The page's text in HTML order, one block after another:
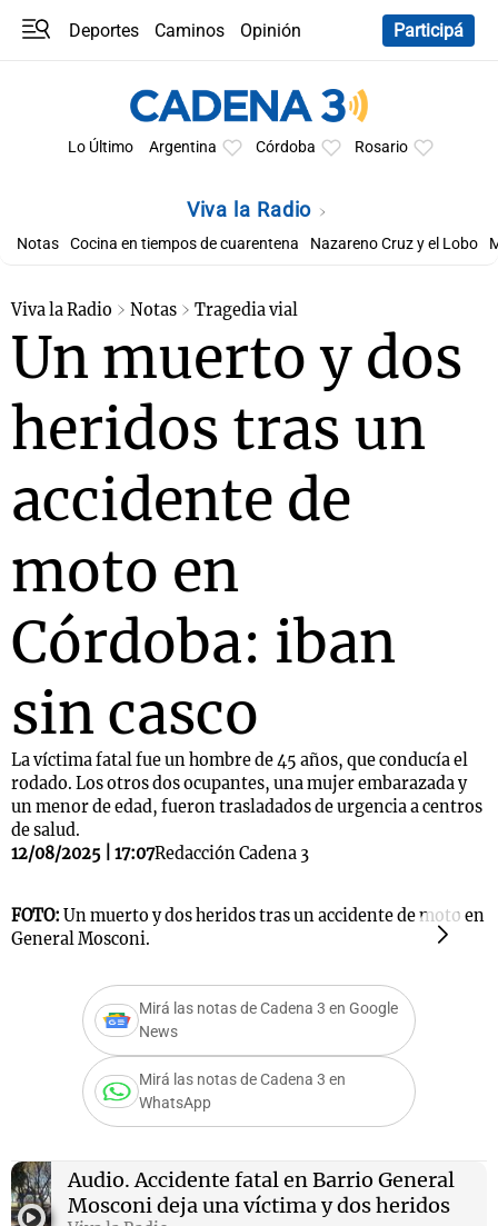
Deportes Caminos
Opinión
Participá
Lo Último Argentina Córdoba Rosario
Viva la Radio
Notas Cocina en tiempos de cuarentena Nazareno Cruz y el Lobo
Viva la Radio Notas Tragedia vial
Un muerto y dos
heridos tras un
accidente de
moto en
Córdoba: iban
sin casco
La víctima fatal fue un hombre de 45 años, que conducía el
rodado. Los otros dos ocupantes, una mujer embarazada y
un menor de edad, fueron trasladados de urgencia a centros
de salud.
12/08/2025 | 17:07Redacción Cadena 3
FOTO: Un muerto y dos heridos tras un accidente de moto en
General Mosconi.
Mirá las notas de Cadena 3 en Google
News
Mirá las notas de Cadena 3 en
WhatsApp
Audio.Accidente fatal en Barrio General
Mosconi deja una víctima y dos heridos
Notas
Mundial 2026
Notas
Cadena 3